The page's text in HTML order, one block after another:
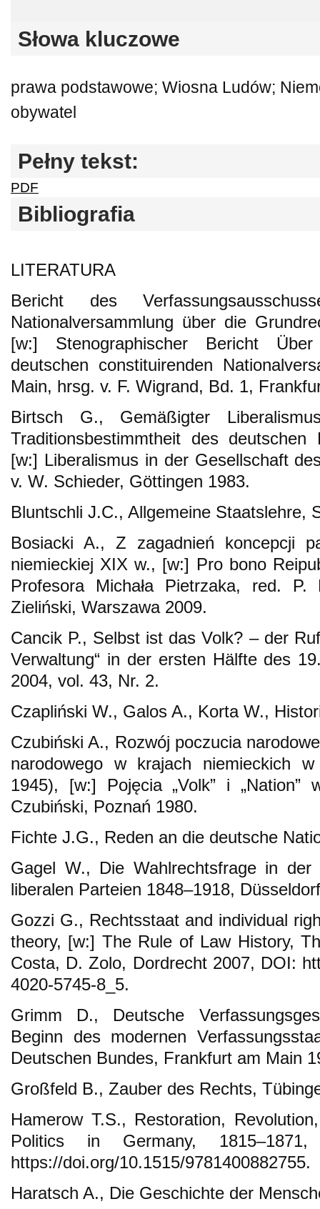
Słowa kluczowe
prawa podstawowe; Wiosna Ludów;
obywatel
Pełny tekst:
PDF
Bibliografia
LITERATURA
Bericht des
Nationalversammlung über die
[w:] Stenographischer Bericht
deutschen constituirenden
Main, hrsg. v. F. Wigrand, Bd. 1,
Birtsch G., Gemäßigter
Traditionsbestimmtheit des
[w:] Liberalismus in der Gesellschaft
v. W. Schieder, Göttingen 1983.
Bluntschli J.C., Allgemeine Staatslehre,
Bosiacki A., Z zagadnień koncepcji
niemieckiej XIX w., [w:] Pro bono
Profesora Michała Pietrzaka, red.
Zieliński, Warszawa 2009.
Cancik P., Selbst ist das Volk? – der
Verwaltung“ in der ersten Hälfte des
2004, vol. 43, Nr. 2.
Czapliński W., Galos A., Korta W.,
Czubiński A., Rozwój poczucia
narodowego w krajach niemieckich
1945), [w:] Pojęcia „Volk” i
Czubiński, Poznań 1980.
Fichte J.G., Reden an die deutsche
Gagel W., Die Wahlrechtsfrage in der
liberalen Parteien 1848–1918,
Gozzi G., Rechtsstaat and individual
theory, [w:] The Rule of Law History,
Costa, D. Zolo, Dordrecht 2007, DOI:
4020-5745-8_5.
Grimm D., Deutsche
Beginn des modernen
Deutschen Bundes, Frankfurt am Main
Großfeld B., Zauber des Rechts,
Hamerow T.S., Restoration,
Politics in Germany,
https://doi.org/10.1515/9781400882755.
Haratsch A., Die Geschichte der